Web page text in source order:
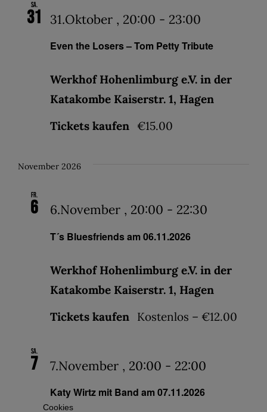
Sa.
31
Even the Losers – Tom Petty Tribute
31.Oktober , 20:00 - 23:00
Werkhof Hohenlimburg e.V. in der
Katakombe Kaiserstr. 1, Hagen
Tickets kaufen €15.00
November 2026
Fr.
6
T´s Bluesfriends am 06.11.2026
6.November , 20:00 - 22:30
Werkhof Hohenlimburg e.V. in der
Katakombe Kaiserstr. 1, Hagen
Tickets kaufen Kostenlos – €12.00
Sa.
7
Katy Wirtz mit Band am 07.11.2026
7.November , 20:00 - 22:00
Cookies